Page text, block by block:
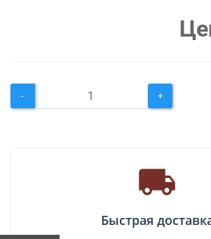
- +
Быстрая